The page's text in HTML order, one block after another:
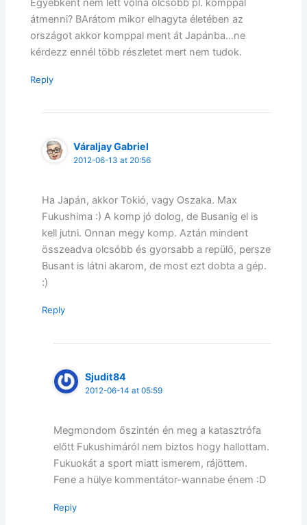
Egyébként nem lett volna olcsóbb pl. komppal
átmenni? BArátom mikor elhagyta életében az
országot akkor komppal ment át Japánba…ne
kérdezz ennél több részletet mert nem tudok.
Reply
Váraljay Gabriel
2012-06-13 at 20:56
Ha Japán, akkor Tokió, vagy Oszaka. Max
Fukushima :) A komp jó dolog, de Busanig el is
kell jutni. Onnan megy komp. Aztán mindent
összeadva olcsóbb és gyorsabb a repülő, persze
Busant is látni akarom, de most ezt dobta a gép.
:)
Reply
Sjudit84
2012-06-14 at 05:59
Megmondom őszintén én meg a katasztrófa
előtt Fukushimáról nem biztos hogy hallottam.
Fukuokát a sport miatt ismerem, rájöttem.
Fene a hülye kommentátor-wannabe énem :D
Reply